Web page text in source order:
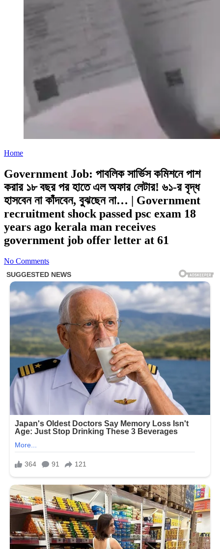
Home
Government Job: পাবলিক সার্ভিস কমিশনে পাশ
করার ১৮ বছর পর হাতে এল অফার লেটার! ৬১-র বৃদ্ধ
হাসবেন না কাঁদবেন, বুঝছেন না… | Government
recruitment shock passed psc exam 18
years ago kerala man receives
government job offer letter at 61
No Comments